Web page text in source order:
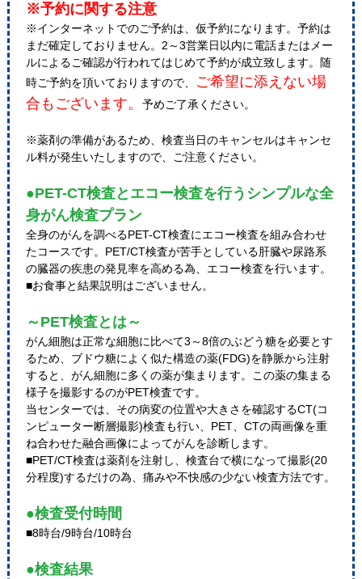
※予約に関する注意
※インターネットでのご予約は、仮予約になります。予約は
まだ確定しておりません。2～3営業日以内に電話またはメー
ルによるご確認が行われてはじめて予約が成立致します。随
時ご予約を頂いておりますので、
ご希望に添えない場
合もございます。
予めご了承ください。
※薬剤の準備があるため、検査当日のキャンセルはキャンセ
ル料が発生いたしますので、ご注意ください。
●PET-CT検査とエコー検査を行うシンプルな全
身がん検査プラン
全身のがんを調べるPET-CT検査にエコー検査を組み合わせ
たコースです。PET/CT検査が苦手としている肝臓や尿路系
の臓器の疾患の発見率を高める為、エコー検査を行います。
■お食事と結果説明はございません。
～PET検査とは～
がん細胞は正常な細胞に比べて3～8倍のぶどう糖を必要とす
るため、ブドウ糖によく似た構造の薬(FDG)を静脈から注射
すると、がん細胞に多くの薬が集まります。この薬の集まる
様子を撮影するのがPET検査です。
当センターでは、その病変の位置や大きさを確認するCT(コ
ンピューター断層撮影)検査も行い、PET、CTの両画像を重
ね合わせた融合画像によってがんを診断します。
■PET/CT検査は薬剤を注射し、検査台で横になって撮影(20
分程度)するだけの為、痛みや不快感の少ない検査方法です。
●検査受付時間
■8時台/9時台/10時台
●検査結果